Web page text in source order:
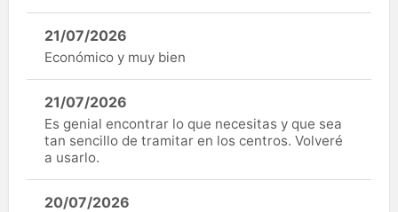
21/07/2026
Económico y muy bien
21/07/2026
Es genial encontrar lo que necesitas y que sea
tan sencillo de tramitar en los centros. Volveré
a usarlo.
20/07/2026